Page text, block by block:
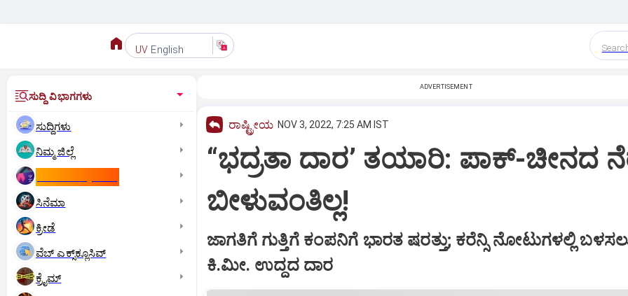
UV English
ಸುದ್ದಿ ವಿಭಾಗಗಳು
ಸುದ್ದಿಗಳು
ನಿಮ್ಮ ಜಿಲ್ಲೆ
ಸಿನೆಮಾ
ಕ್ರೀಡೆ
ವೆಬ್ ಎಕ್ಸ್‌ಕ್ಲೂಸಿವ್
ಕ್ರೈಮ್
ADVERTISEMENT
ರಾಷ್ಟ್ರೀಯ NOV 3, 2022, 7:25 AM IST
“ಭದ್ರತಾ ದಾರ’ ತಯಾರಿ: ಪಾಕ್‌-ಚೀನದ
ಬೀಳುವಂತಿಲ್ಲ!
ಜಾಗತಿಗೆ ಗುತ್ತಿಗೆ ಕಂಪನಿಗೆ ಭಾರತ ಷರತ್ತು; ಕರೆನ್ಸಿ ನೋಟುಗಳಲ್ಲಿ
ಕಿ.ಮೀ. ಉದ್ದದ ದಾರ